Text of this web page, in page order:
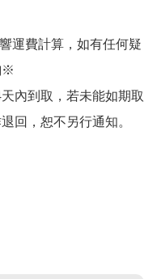
運費計算，如有任何疑
※
內到取，若未能如期取
回，恕不另行通知。